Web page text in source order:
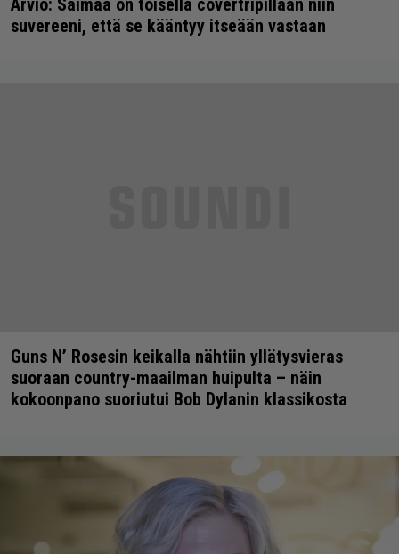
Arvio: Saimaa on toisella covertripillään niin
suvereeni, että se kääntyy itseään vastaan
Guns N’ Rosesin keikalla nähtiin yllätysvieras
suoraan country-maailman huipulta – näin
kokoonpano suoriutui Bob Dylanin klassikosta